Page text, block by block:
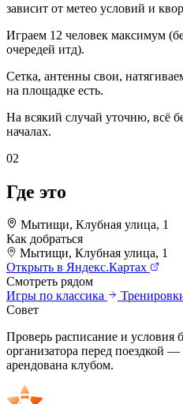
зависит от метео условий и
Играем 12 человек максимум
очередей итд).
Сетка, антенны свои,
на площадке есть.
На всякий случай уточню, всё
началах.
02
Где это
Мытищи, Клубная улица, 1
Как добраться
+
–
Мытищи, Клубная улица, 1
Открыть в Яндекс.Картах
Смотреть рядом
Игры по классика
Совет
Проверь расписание и условия
организатора перед поездкой
арендована клубом.